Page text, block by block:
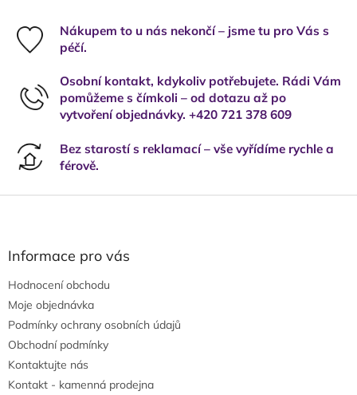
Nákupem to u nás nekončí – jsme tu pro Vás s
péčí.
Osobní kontakt, kdykoliv potřebujete. Rádi Vám
pomůžeme s čímkoli – od dotazu až po
vytvoření objednávky. +420 721 378 609
Bez starostí s reklamací – vše vyřídíme rychle a
férově.
Informace pro vás
Hodnocení obchodu
Moje objednávka
Podmínky ochrany osobních údajů
Obchodní podmínky
Kontaktujte nás
Kontakt - kamenná prodejna